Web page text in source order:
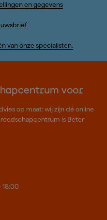
en gegevens
van onze specialisten.
voor
op maat: wij zijn dé online
is Beter